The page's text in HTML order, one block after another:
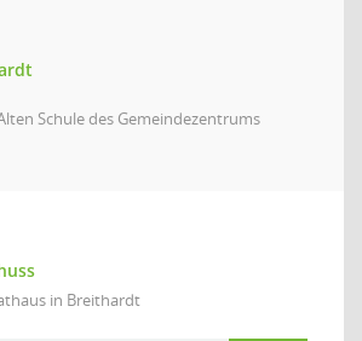
Schule des Gemeindezentrums
in Breithardt